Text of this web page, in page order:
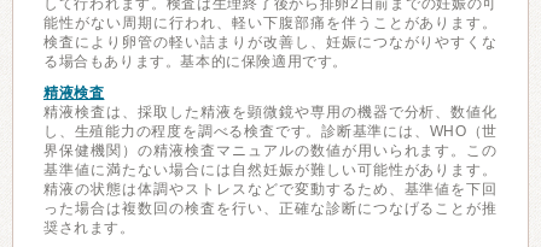
して行われます。検査は生理終了後から排卵2日前までの妊娠の可
能性がない周期に行われ、軽い下腹部痛を伴うことがあります。
検査により卵管の軽い詰まりが改善し、妊娠につながりやすくな
る場合もあります。基本的に保険適用です。
精液検査
精液検査は、採取した精液を顕微鏡や専用の機器で分析、数値化
し、生殖能力の程度を調べる検査です。診断基準には、WHO（世
界保健機関）の精液検査マニュアルの数値が用いられます。この
基準値に満たない場合には自然妊娠が難しい可能性があります。
精液の状態は体調やストレスなどで変動するため、基準値を下回
った場合は複数回の検査を行い、正確な診断につなげることが推
奨されます。